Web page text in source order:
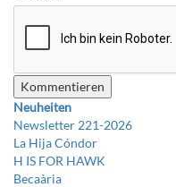
Neuheiten
Newsletter 221-2026
La Hija Cóndor
H IS FOR HAWK
Becaària